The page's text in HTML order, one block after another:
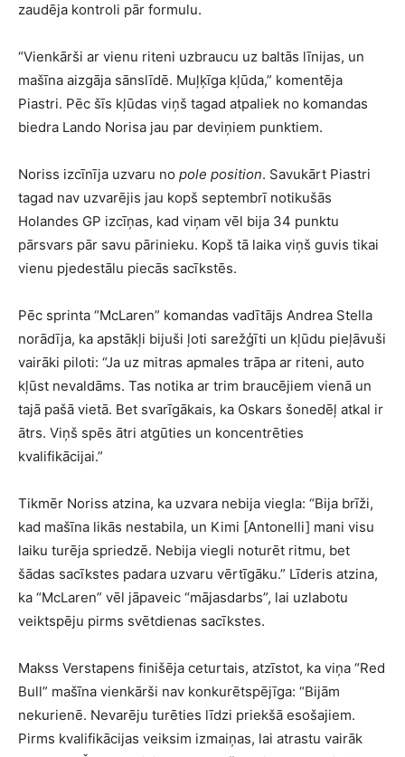
zaudēja kontroli pār formulu.
“Vienkārši ar vienu riteni uzbraucu uz baltās līnijas, un
mašīna aizgāja sānslīdē. Muļķīga kļūda,” komentēja
Piastri. Pēc šīs kļūdas viņš tagad atpaliek no komandas
biedra Lando Norisa jau par deviņiem punktiem.
Noriss izcīnīja uzvaru no pole position. Savukārt Piastri
tagad nav uzvarējis jau kopš septembrī notikušās
Holandes GP izcīņas, kad viņam vēl bija 34 punktu
pārsvars pār savu pārinieku. Kopš tā laika viņš guvis tikai
vienu pjedestālu piecās sacīkstēs.
Pēc sprinta “McLaren” komandas vadītājs Andrea Stella
norādīja, ka apstākļi bijuši ļoti sarežģīti un kļūdu pieļāvuši
vairāki piloti: “Ja uz mitras apmales trāpa ar riteni, auto
kļūst nevaldāms. Tas notika ar trim braucējiem vienā un
tajā pašā vietā. Bet svarīgākais, ka Oskars šonedēļ atkal ir
ātrs. Viņš spēs ātri atgūties un koncentrēties
kvalifikācijai.”
Tikmēr Noriss atzina, ka uzvara nebija viegla: “Bija brīži,
kad mašīna likās nestabila, un Kimi [Antonelli] mani visu
laiku turēja spriedzē. Nebija viegli noturēt ritmu, bet
šādas sacīkstes padara uzvaru vērtīgāku.” Līderis atzina,
ka “McLaren” vēl jāpaveic “mājasdarbs”, lai uzlabotu
veiktspēju pirms svētdienas sacīkstes.
Makss Verstapens finišēja ceturtais, atzīstot, ka viņa “Red
Bull” mašīna vienkārši nav konkurētspējīga: “Bijām
nekurienē. Nevarēju turēties līdzi priekšā esošajiem.
Pirms kvalifikācijas veiksim izmaiņas, lai atrastu vairāk